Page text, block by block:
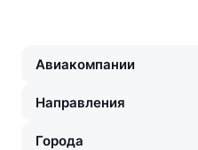
Авиакомпании
Направления
Города